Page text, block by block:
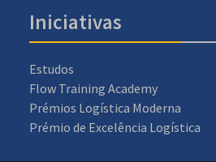
Iniciativas
Estudos
Flow Training Academy
Prémios Logística Moderna
Prémio de Excelência Logística